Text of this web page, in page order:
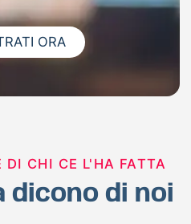
ORA
CHI CE L'HA FATTA
dicono di noi